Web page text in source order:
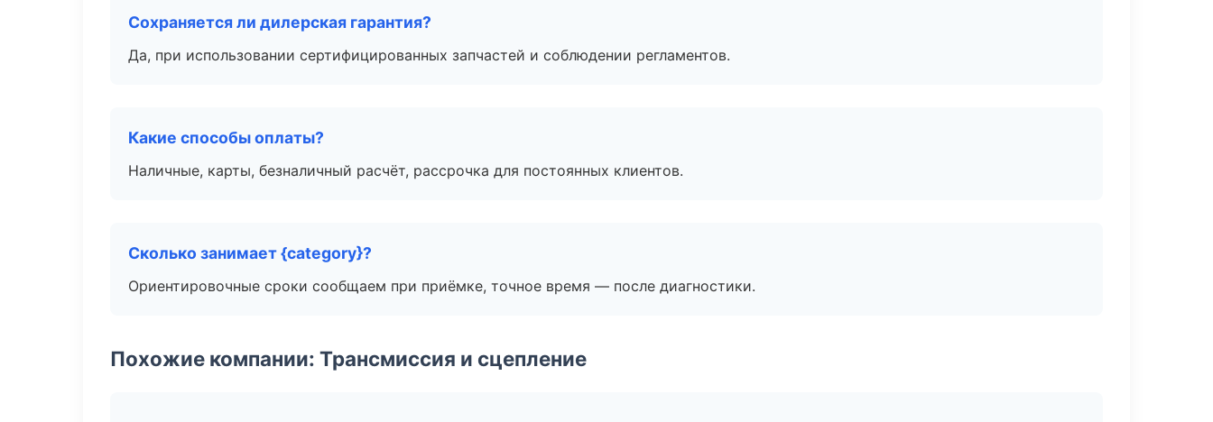
Сохраняется ли дилерская гарантия?
Да, при использовании сертифицированных запчастей и соблюдении регламентов.
Какие способы оплаты?
Наличные, карты, безналичный расчёт, рассрочка для постоянных клиентов.
Сколько занимает {category}?
Ориентировочные сроки сообщаем при приёмке, точное время — после диагностики.
Похожие компании: Трансмиссия и сцепление